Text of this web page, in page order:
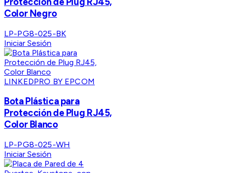
Color Negro
LP-PG8-025-BK
Iniciar Sesión
LINKEDPRO BY EPCOM
Bota Plástica para
Protección de Plug RJ45,
Color Blanco
LP-PG8-025-WH
Iniciar Sesión